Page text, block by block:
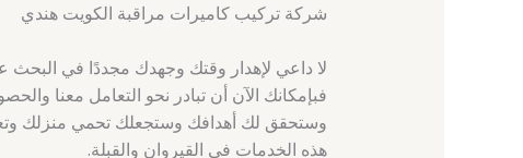
شركة تركيب كاميرات مراقبة الكويت هندي
لا داعي لإهدار وقتك وجهدك مجددًا في
فبإمكانك الآن أن تبادر نحو التعامل معنا
وستحقق لك أهدافك وستجعلك تحمي منزلك
هذه الخدمات في القيروان والقبلة.